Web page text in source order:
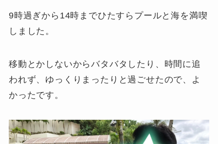
9時過ぎから14時までひたすらプールと海を満喫
しました。
移動とかしないからバタバタしたり、時間に追
われず、ゆっくりまったりと過ごせたので、よ
かったです。